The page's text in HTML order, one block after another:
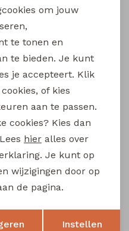
D-zine
19,99
D-zine
17,99
Opslaan
om jouw
te tonen en
te bieden. Je kunt
je accepteert. Klik
of kies
aan te passen.
cookies? Kies dan
hier alles over
Je kunt op
wijzigingen door op
de pagina.
Instellen